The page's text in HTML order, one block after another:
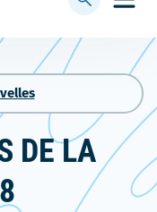
menu
Afficher
recherche
DE LA